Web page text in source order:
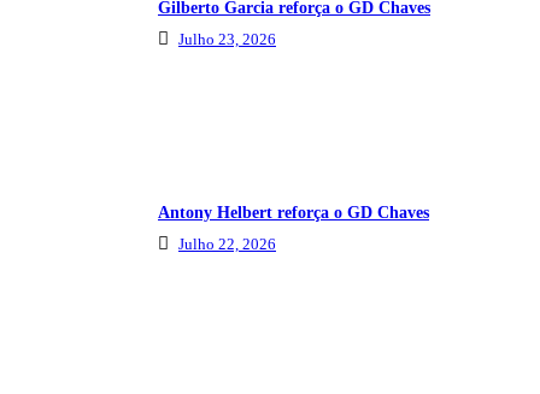
Gilberto Garcia reforça o GD Chaves
Julho 23, 2026
Antony Helbert reforça o GD Chaves
Julho 22, 2026